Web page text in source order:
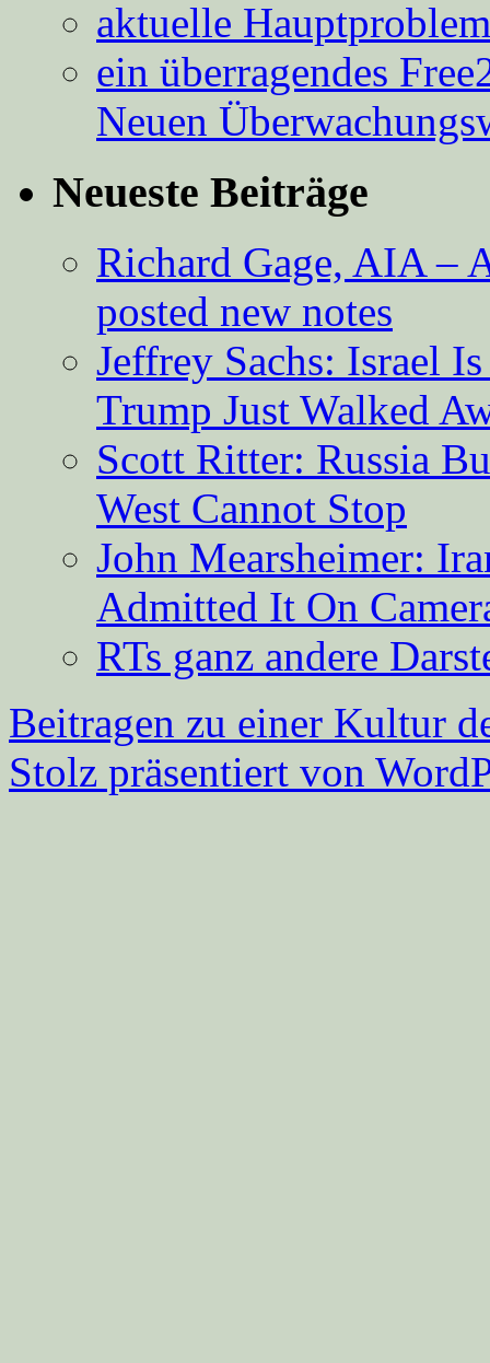
aktuelle
ein überragendes
Neuen
Neueste Beiträge
Richard Gage, AIA –
posted new notes
Jeffrey Sachs: Israel
Trump Just Walked
Scott Ritter: Russia
West Cannot Stop
John Mearsheimer:
Admitted It On
RTs ganz andere
Beitragen zu einer Kultur
Stolz präsentiert von